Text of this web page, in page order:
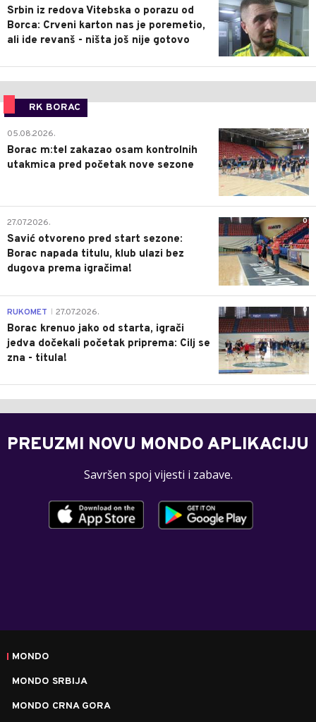
Srbin iz redova Vitebska o porazu od
Borca: Crveni karton nas je poremetio,
ali ide revanš - ništa još nije gotovo
RK BORAC
0
05.08.2026.
Borac m:tel zakazao osam kontrolnih
utakmica pred početak nove sezone
0
27.07.2026.
Savić otvoreno pred start sezone:
Borac napada titulu, klub ulazi bez
dugova prema igračima!
0
RUKOMET 27.07.2026.
Borac krenuo jako od starta, igrači
jedva dočekali početak priprema: Cilj se
zna - titula!
PREUZMI NOVU MONDO APLIKACIJU
Savršen spoj vijesti i zabave.
MONDO
MONDO SRBIJA
MONDO CRNA GORA